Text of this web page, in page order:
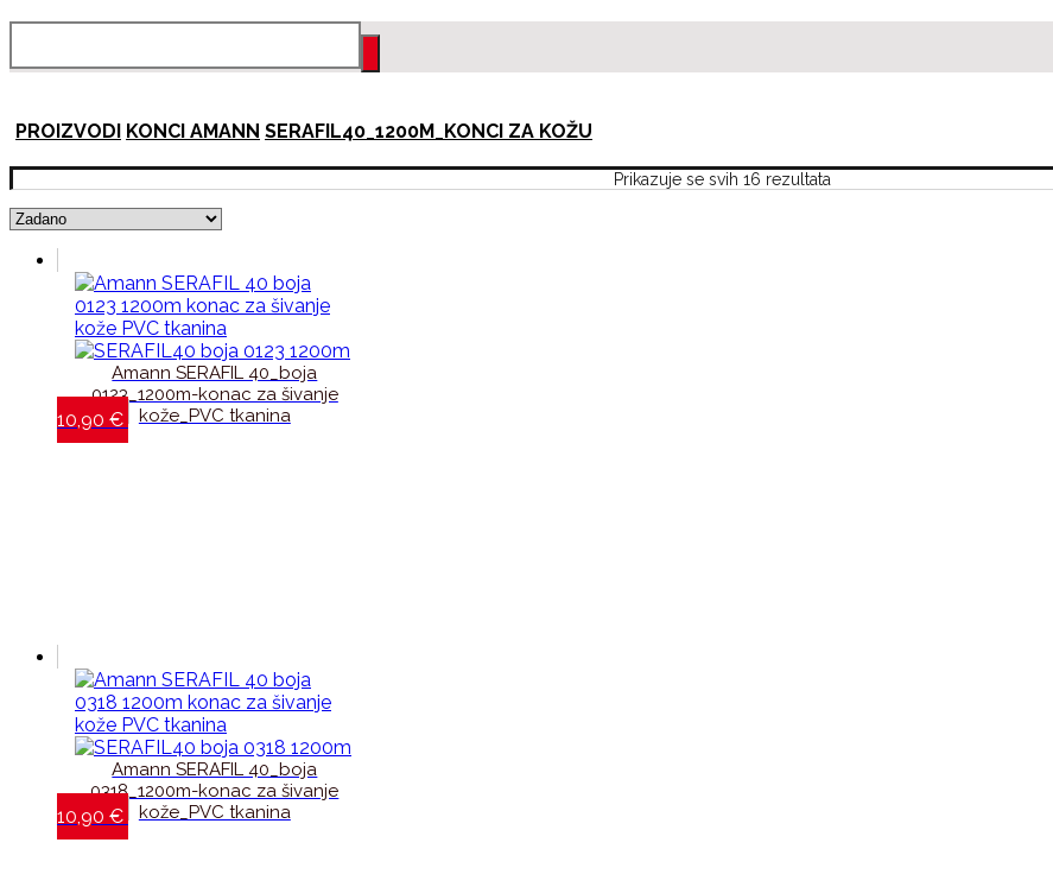
PROIZVODI KONCI AMANN SERAFIL40_1200M_KONCI ZA KOŽU
Prikazuje se svih 16 rezultata
Amann SERAFIL 40_boja
0123_1200m-konac za šivanje
kože_PVC tkanina
10,90 €
Amann SERAFIL 40_boja
0318_1200m-konac za šivanje
kože_PVC tkanina
10,90 €